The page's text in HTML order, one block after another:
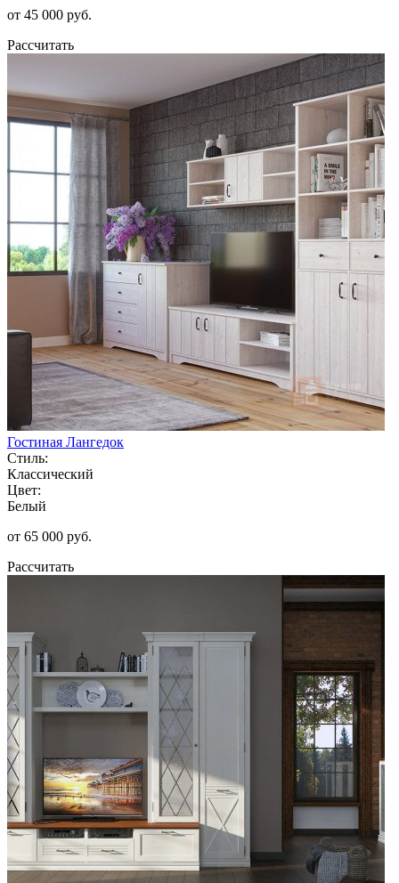
от 45 000 руб.
Рассчитать
Гостиная Лангедок
Стиль:
Классический
Цвет:
Белый
от 65 000 руб.
Рассчитать